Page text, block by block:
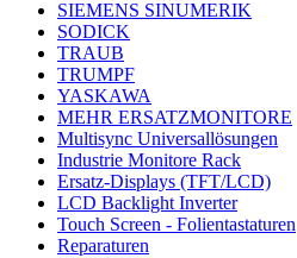
SIEMENS SINUMERIK
SODICK
TRAUB
TRUMPF
YASKAWA
MEHR ERSATZMONITORE
Multisync Universallösungen
Industrie Monitore Rack
Ersatz-Displays (TFT/LCD)
LCD Backlight Inverter
Touch Screen - Folientastaturen
Reparaturen